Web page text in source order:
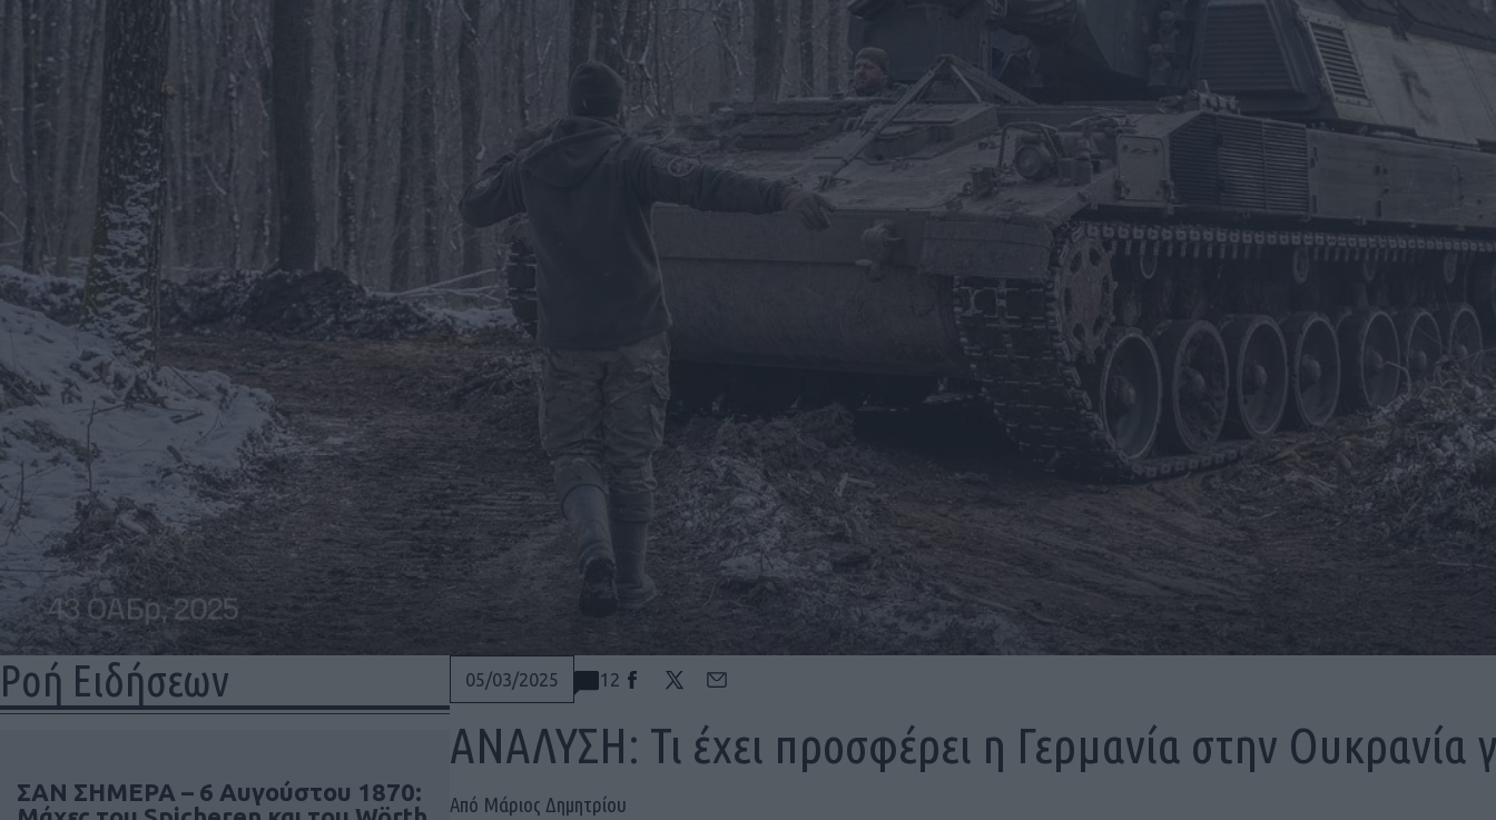
Ροή Ειδήσεων
ΣΑΝ ΣΗΜΕΡΑ – 6 Αυγούστου 1870:
05/03/2025 12
ΑΝΑΛΥΣΗ: Τι έχει προσφέρει η Γερμανία στην Ουκρανία
Από Μάριος Δημητρίου